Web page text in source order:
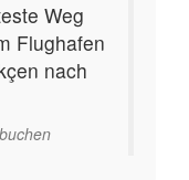
Weg
Flughafen
nach